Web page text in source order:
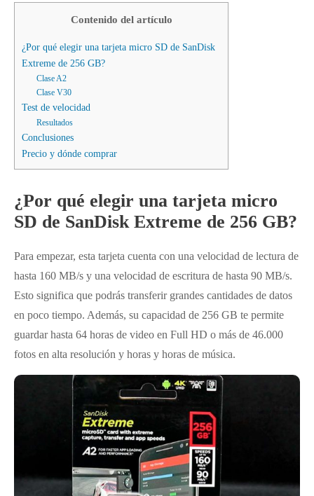
Contenido del artículo
¿Por qué elegir una tarjeta micro SD de SanDisk
Extreme de 256 GB?
Clase A2
Clase V30
Test de velocidad
Resultados
Conclusiones
Precio y dónde comprar
¿Por qué elegir una tarjeta micro
SD de SanDisk Extreme de 256 GB?
Para empezar, esta tarjeta cuenta con una velocidad de lectura de
hasta 160 MB/s y una velocidad de escritura de hasta 90 MB/s.
Esto significa que podrás transferir grandes cantidades de datos
en poco tiempo. Además, su capacidad de 256 GB te permite
guardar hasta 64 horas de video en Full HD o más de 46.000
fotos en alta resolución y horas y horas de música.